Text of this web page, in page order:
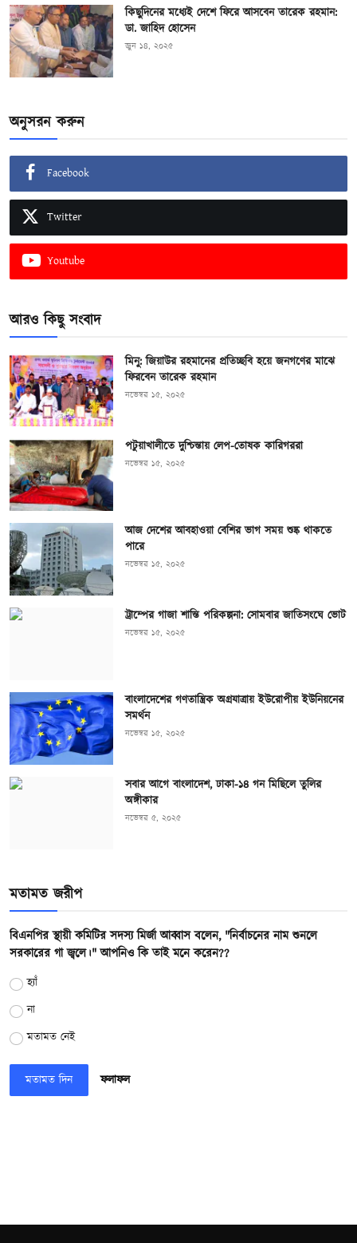
কিছুদিনের মধ্যেই দেশে ফিরে আসবেন তারেক রহমান:
ডা. জাহিদ হোসেন
জুন ১৪, ২০২৫
অনুসরন করুন
Facebook
Twitter
Youtube
আরও কিছু সংবাদ
মিনু: জিয়াউর রহমানের প্রতিচ্ছবি হয়ে জনগণের মাঝে
ফিরবেন তারেক রহমান
নভেম্বর ১৫, ২০২৫
পটুয়াখালীতে দুশ্চিন্তায় লেপ-তোষক কারিগররা
নভেম্বর ১৫, ২০২৫
আজ দেশের আবহাওয়া বেশির ভাগ সময় শুষ্ক থাকতে
পারে
নভেম্বর ১৫, ২০২৫
ট্রাম্পের গাজা শান্তি পরিকল্পনা: সোমবার জাতিসংঘে ভোট
নভেম্বর ১৫, ২০২৫
বাংলাদেশের গণতান্ত্রিক অগ্রযাত্রায় ইউরোপীয় ইউনিয়নের
সমর্থন
নভেম্বর ১৫, ২০২৫
সবার আগে বাংলাদেশ, ঢাকা-১৪ গন মিছিলে তুলির
অঙ্গীকার
নভেম্বর ৫, ২০২৫
মতামত জরীপ
বিএনপির স্থায়ী কমিটির সদস্য মির্জা আব্বাস বলেন, "নির্বাচনের নাম শুনলে
সরকারের গা জ্বলে।" আপনিও কি তাই মনে করেন??
হ্যাঁ
না
মতামত নেই
মতামত দিন ফলাফল